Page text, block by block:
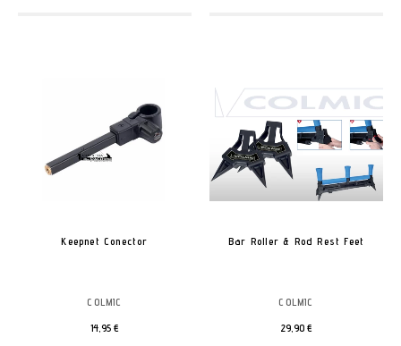
Keepnet Conector
COLMIC
14,95 €
Bar Roller & Rod Rest Feet
COLMIC
29,90 €